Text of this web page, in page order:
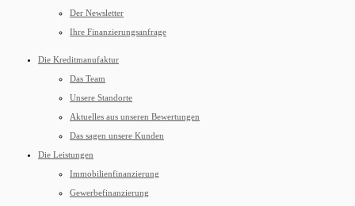
Der Newsletter
Ihre Finanzierungsanfrage
Die Kreditmanufaktur
Das Team
Unsere Standorte
Aktuelles aus unseren Bewertungen
Das sagen unsere Kunden
Die Leistungen
Immobilienfinanzierung
Gewerbefinanzierung